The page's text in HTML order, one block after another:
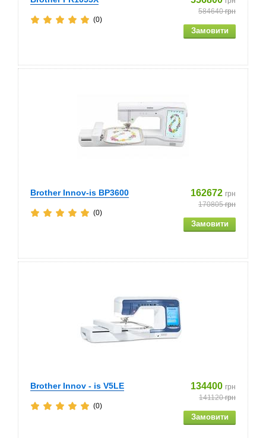
584640грн
(0)
Brother Innov-is BP3600 162672 грн
170805грн
(0)
Brother Innov - is V5LE 134400 грн
141120грн
(0)